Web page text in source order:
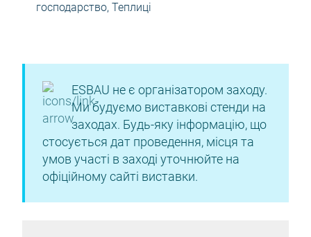
господарство, Теплиці
ESBAU не є організатором заходу.
Ми будуємо виставкові стенди на
заходах. Будь-яку інформацію, що
стосується дат проведення, місця та
умов участі в заході уточнюйте на
офіційному сайті виставки.